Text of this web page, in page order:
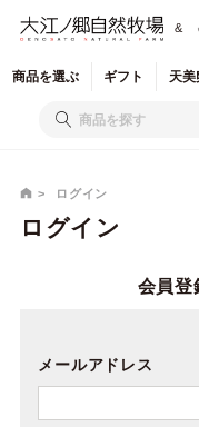
&
商品を選ぶ ギフト 天美
ログイン
ログイン
会員登
メールアドレス